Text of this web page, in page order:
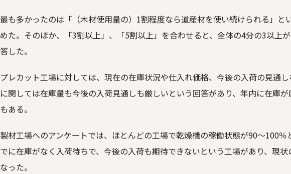
最も多かったのは「（木材使用量の）1割程度なら道産材を使い続けられる」と
めた。そのほか、「3割以上」、「5割以上」を合わせると、全体の4分の3以上
答した。
プレカット工場に対しては、現在の在庫状況や仕入れ価格、今後の入荷の見通
に関しては在庫量も今後の入荷見通しも厳しいという回答があり、年内に在庫
もある。
製材工場へのアンケートでは、ほとんどの工場で乾燥機の稼働状態が90～100
でに在庫がなく入荷待ちで、今後の入荷も期待できないという工場があり、現
なった。